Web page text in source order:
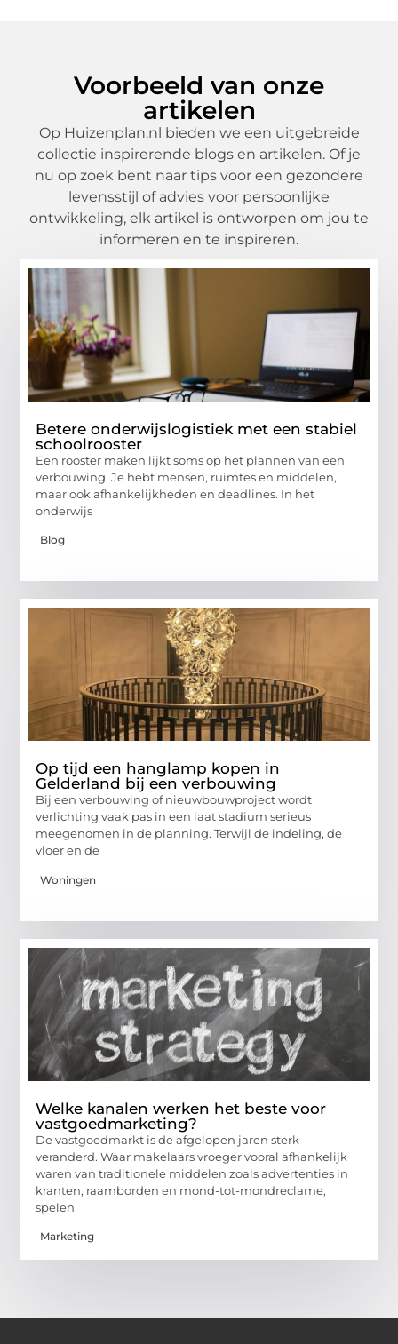
Voorbeeld van onze
artikelen
Op Huizenplan.nl bieden we een uitgebreide
collectie inspirerende blogs en artikelen. Of je
nu op zoek bent naar tips voor een gezondere
levensstijl of advies voor persoonlijke
ontwikkeling, elk artikel is ontworpen om jou te
informeren en te inspireren.
Betere onderwijslogistiek met een stabiel
schoolrooster
Een rooster maken lijkt soms op het plannen van een
verbouwing. Je hebt mensen, ruimtes en middelen,
maar ook afhankelijkheden en deadlines. In het
onderwijs
Blog
Op tijd een hanglamp kopen in
Gelderland bij een verbouwing
Bij een verbouwing of nieuwbouwproject wordt
verlichting vaak pas in een laat stadium serieus
meegenomen in de planning. Terwijl de indeling, de
vloer en de
Woningen
Welke kanalen werken het beste voor
vastgoedmarketing?
De vastgoedmarkt is de afgelopen jaren sterk
veranderd. Waar makelaars vroeger vooral afhankelijk
waren van traditionele middelen zoals advertenties in
kranten, raamborden en mond-tot-mondreclame,
spelen
Marketing